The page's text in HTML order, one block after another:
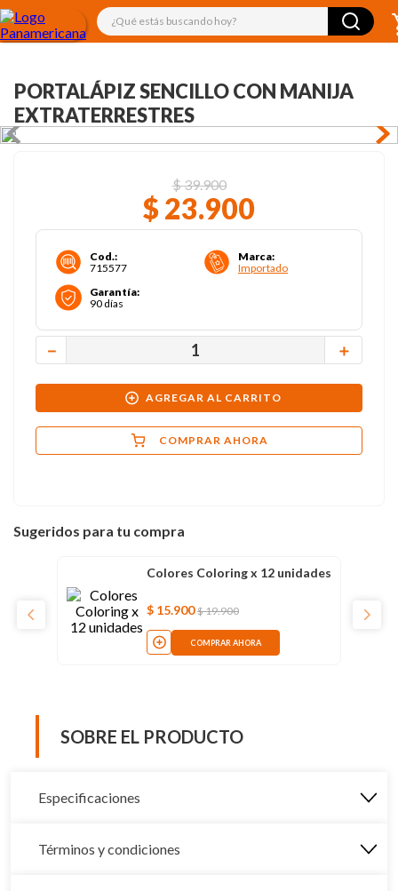
¿Qué estás buscando hoy?
PORTALÁPIZ SENCILLO CON MANIJA
EXTRATERRESTRES
$39.900
$ 23.900
Cod.:
715577
Marca:
Importado
Garantía:
90 días
＋
－
AGREGAR AL CARRITO
COMPRAR AHORA
Sugeridos para tu compra
Colores Coloring x 12 unidades
$ 15.900 $19.900
COMPRAR AHORA
SOBRE EL PRODUCTO
Especificaciones
Términos y condiciones